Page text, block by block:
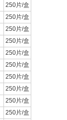
250片/盒
250片/盒
250片/盒
250片/盒
250片/盒
250片/盒
250片/盒
250片/盒
250片/盒
250片/盒